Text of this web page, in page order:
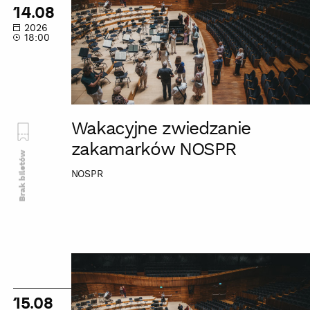
NOSPR
14.08
2026
18:00
Wakacyjne zwiedzanie
zakamarków NOSPR
NOSPR
Brak biletów
zwiedzanie
zakamarków
15.08